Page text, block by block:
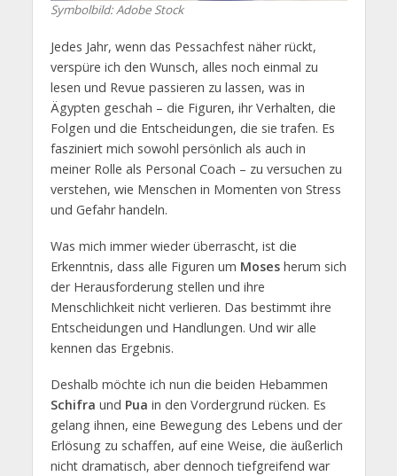
Symbolbild: Adobe Stock
Jedes Jahr, wenn das Pessachfest näher rückt,
verspüre ich den Wunsch, alles noch einmal zu
lesen und Revue passieren zu lassen, was in
Ägypten geschah – die Figuren, ihr Verhalten, die
Folgen und die Entscheidungen, die sie trafen. Es
fasziniert mich sowohl persönlich als auch in
meiner Rolle als Personal Coach – zu versuchen zu
verstehen, wie Menschen in Momenten von Stress
und Gefahr handeln.
Was mich immer wieder überrascht, ist die
Erkenntnis, dass alle Figuren um Mosesherum sich
der Herausforderung stellen und ihre
Menschlichkeit nicht verlieren. Das bestimmt ihre
Entscheidungen und Handlungen. Und wir alle
kennen das Ergebnis.
Deshalb möchte ich nun die beiden Hebammen
Schifra und Pua in den Vordergrund rücken. Es
gelang ihnen, eine Bewegung des Lebens und der
Erlösung zu schaffen, auf eine Weise, die äußerlich
nicht dramatisch, aber dennoch tiefgreifend war